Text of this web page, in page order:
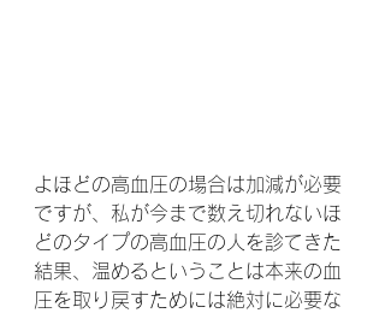
よほどの高血圧の場合は加減が必要
ですが、私が今まで数え切れないほ
どのタイプの高血圧の人を診てきた
結果、温めるということは本来の血
圧を取り戻すためには絶対に必要な